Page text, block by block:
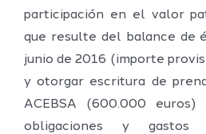
participación en el valor
que resulte del balance de
junio de 2016 (importe
y otorgar escritura de
ACEBSA (600.000
obligaciones y